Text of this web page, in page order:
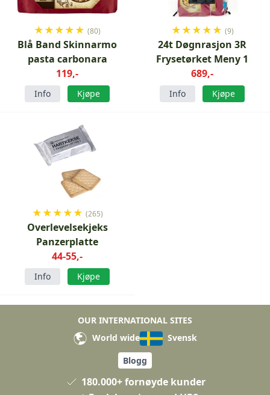
★★★★★ (80)
Blå Band Skinnarmo
pasta carbonara
119,-
Info Kjøpe
★★★★★ (9)
24t Døgnrasjon 3R
Frysetørket Meny 1
689,-
Info Kjøpe
★★★★★ (265)
Overlevelsekjeks
Panzerplatte
44-55,-
Info Kjøpe
OUR INTERNATIONAL SITES
World wide
Svensk
Blogg
180.000+ fornøyde kunder